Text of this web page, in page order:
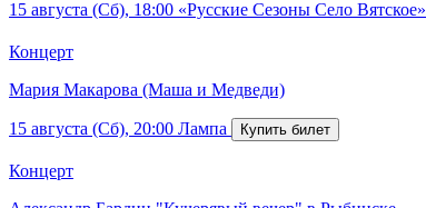
15 августа (Сб), 18:00 «Русские Сезоны Село Вятское»
Концерт
Мария Макарова (Маша и Медведи)
15 августа (Сб), 20:00 Лампа
Концерт